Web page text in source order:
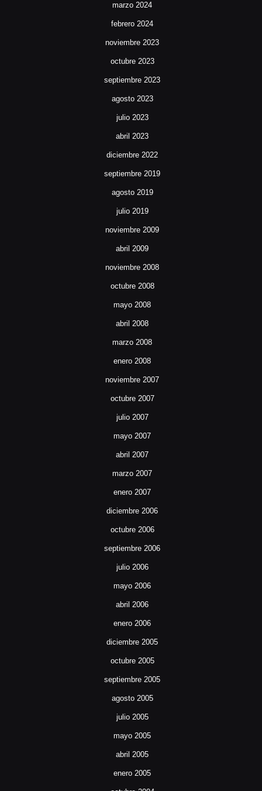
marzo 2024
febrero 2024
noviembre 2023
octubre 2023
septiembre 2023
agosto 2023
julio 2023
abril 2023
diciembre 2022
septiembre 2019
agosto 2019
julio 2019
noviembre 2009
abril 2009
noviembre 2008
octubre 2008
mayo 2008
abril 2008
marzo 2008
enero 2008
noviembre 2007
octubre 2007
julio 2007
mayo 2007
abril 2007
marzo 2007
enero 2007
diciembre 2006
octubre 2006
septiembre 2006
julio 2006
mayo 2006
abril 2006
enero 2006
diciembre 2005
octubre 2005
septiembre 2005
agosto 2005
julio 2005
mayo 2005
abril 2005
enero 2005